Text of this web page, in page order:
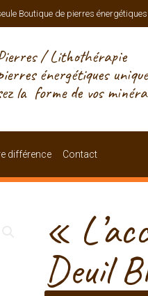
Boutique de pierres
/ Lithothérapie
énergétiques
la forme de vos
différence Contact
«
Deuil